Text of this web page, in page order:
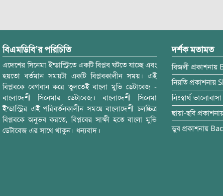
বিএমডিবি’র পরিচিতি
এদেশের সিনেমা ইন্ডাস্ট্রিতে একটি বিপ্লব ঘটতে যাচ্ছে এবং
হয়তো বর্তমান সময়টা একটি বিপ্লবকালীন সময়। এই
বিপ্লবকে বেগবান করে তুলতেই বাংলা মুভি ডেটাবেজ -
বাংলাদেশী সিনেমার ডেটাবেজ। বাংলাদেশী সিনেমা
ইন্ডাস্ট্রির এই পরিবর্তনকালীন সময়ে বাংলাদেশী চলচ্চিত্র
বিপ্লবকে অনুভব করতে, বিপ্লবের সাক্ষী হতে বাংলা মুভি
ডেটাবেজ এর সাথে থাকুন। ধন্যবাদ।
দর্শক মতামত
বিজলী প্রকাশনায়
নিয়তি প্রকাশনায়
নিঃস্বার্থ ভালোবাসা
ছায়া-ছবি
ডুব প্রকাশনায়